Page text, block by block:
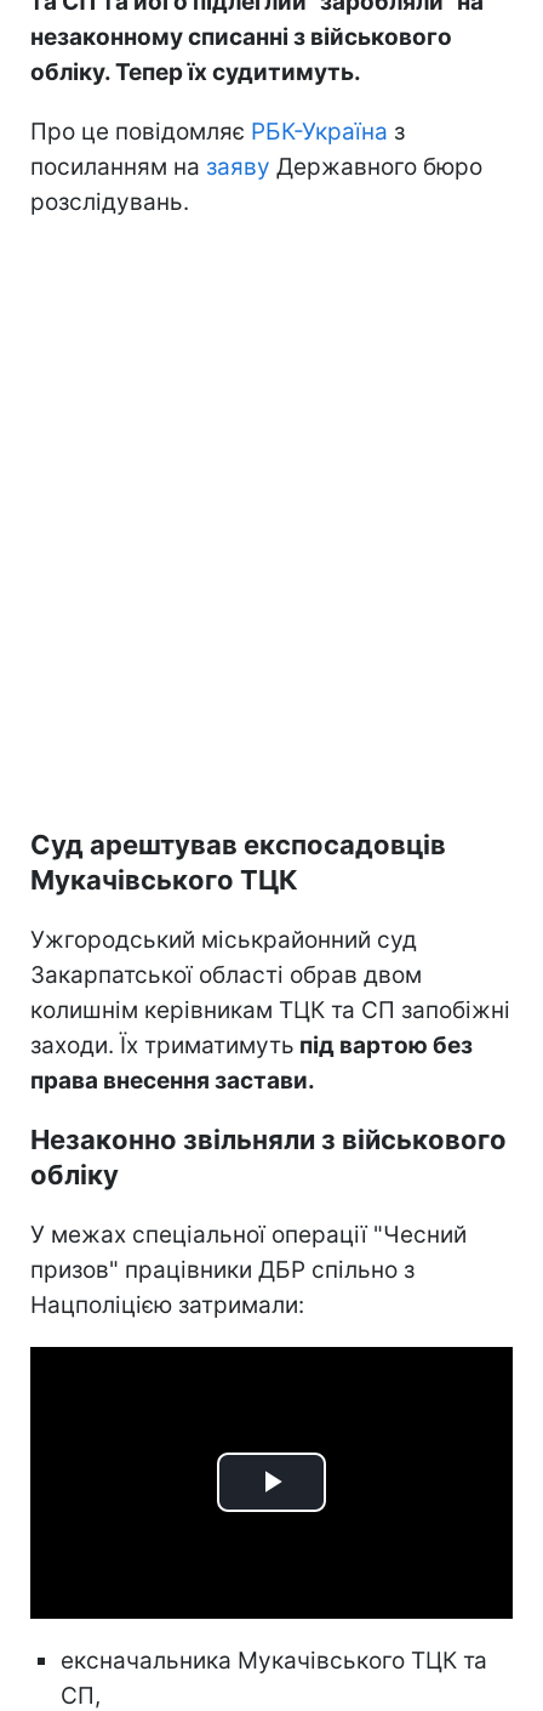
незаконному списанні з військового
обліку. Тепер їх судитимуть.
Про це повідомляє РБК-Україна з
посиланням на заяву Державного бюро
розслідувань.
Суд арештував експосадовців
Мукачівського ТЦК
Ужгородський міськрайонний суд
Закарпатської області обрав двом
колишнім керівникам ТЦК та СП запобіжні
заходи. Їх триматимуть під вартою без
права внесення застави.
Незаконно звільняли з військового
обліку
У межах спеціальної операції "Чесний
призов" працівники ДБР спільно з
Нацполіцією затримали:
Play
ексначальника Мукачівського ТЦК та
СП,